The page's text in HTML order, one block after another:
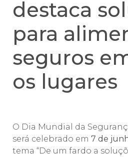
destaca
para
seguros
os lugares
O Dia Mundial da
será celebrado em 7 de
tema “De um fardo a